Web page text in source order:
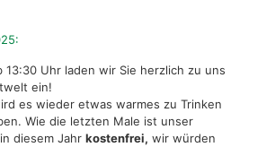
13:30 Uhr laden wir Sie herzlich zu uns
ein!
es wieder etwas warmes zu Trinken
Wie die letzten Male ist unser
diesem Jahr kostenfrei, wir würden